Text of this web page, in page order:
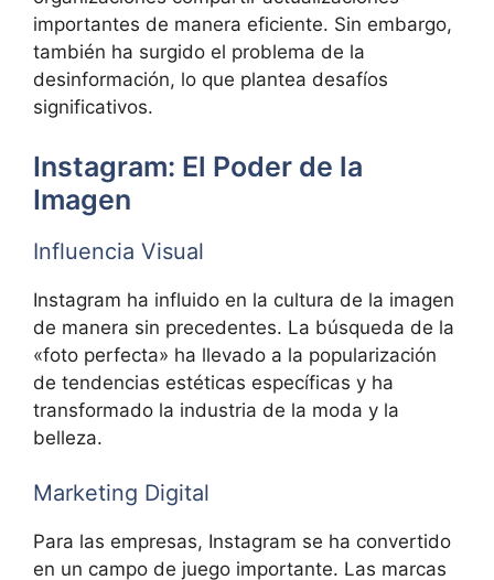
importantes de manera eficiente. Sin embargo,
también ha surgido el problema de la
desinformación, lo que plantea desafíos
significativos.
Instagram: El Poder de la
Imagen
Influencia Visual
Instagram ha influido en la cultura de la imagen
de manera sin precedentes. La búsqueda de la
«foto perfecta» ha llevado a la popularización
de tendencias estéticas específicas y ha
transformado la industria de la moda y la
belleza.
Marketing Digital
Para las empresas, Instagram se ha convertido
en un campo de juego importante. Las marcas